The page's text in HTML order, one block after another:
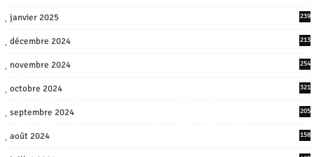
janvier 2025 239
décembre 2024 213
novembre 2024 254
octobre 2024 321
septembre 2024 205
août 2024 158